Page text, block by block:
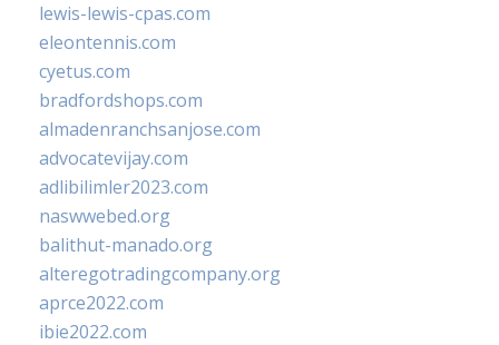
lewis-lewis-cpas.com
eleontennis.com
cyetus.com
bradfordshops.com
almadenranchsanjose.com
advocatevijay.com
adlibilimler2023.com
naswwebed.org
balithut-manado.org
alteregotradingcompany.org
aprce2022.com
ibie2022.com